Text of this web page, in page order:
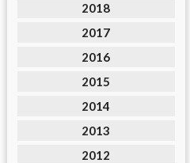
2018
2017
2016
2015
2014
2013
2012